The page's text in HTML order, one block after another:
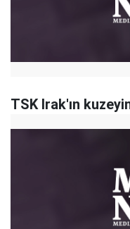
TSK Irak'ın